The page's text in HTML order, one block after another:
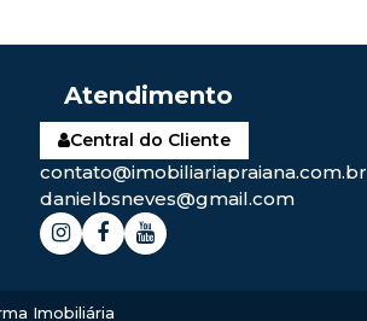
Central do Cliente
contato@imobiliariapraiana.com.br
danielbsneves@gmail.com
Imobiliária